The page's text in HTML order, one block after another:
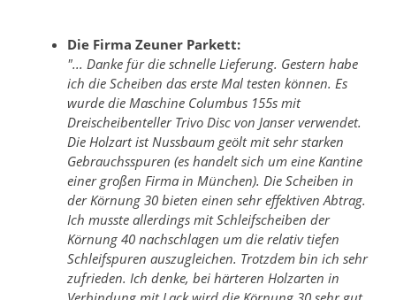
Die Firma Zeuner Parkett:
"... Danke für die schnelle Lieferung. Gestern habe
ich die Scheiben das erste Mal testen können. Es
wurde die Maschine Columbus 155s mit
Dreischeibenteller Trivo Disc von Janser verwendet.
Die Holzart ist Nussbaum geölt mit sehr starken
Gebrauchsspuren (es handelt sich um eine Kantine
einer großen Firma in München). Die Scheiben in
der Körnung 30 bieten einen sehr effektiven Abtrag.
Ich musste allerdings mit Schleifscheiben der
Körnung 40 nachschlagen um die relativ tiefen
Schleifspuren auszugleichen. Trotzdem bin ich sehr
zufrieden. Ich denke, bei härteren Holzarten in